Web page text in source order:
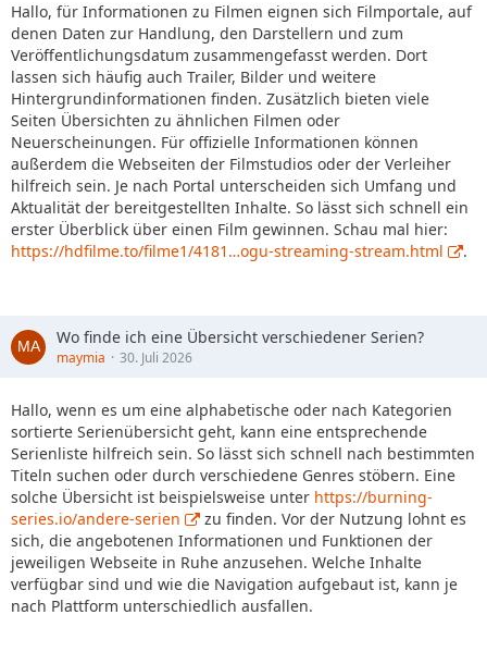
Hallo, für Informationen zu Filmen eignen sich Filmportale, auf
denen Daten zur Handlung, den Darstellern und zum
Veröffentlichungsdatum zusammengefasst werden. Dort
lassen sich häufig auch Trailer, Bilder und weitere
Hintergrundinformationen finden. Zusätzlich bieten viele
Seiten Übersichten zu ähnlichen Filmen oder
Neuerscheinungen. Für offizielle Informationen können
außerdem die Webseiten der Filmstudios oder der Verleiher
hilfreich sein. Je nach Portal unterscheiden sich Umfang und
Aktualität der bereitgestellten Inhalte. So lässt sich schnell ein
erster Überblick über einen Film gewinnen. Schau mal hier:
https://hdfilme.to/filme1/4181…ogu-streaming-stream.html
.
Wo finde ich eine Übersicht verschiedener Serien?
maymia 30. Juli 2026
Hallo, wenn es um eine alphabetische oder nach Kategorien
sortierte Serienübersicht geht, kann eine entsprechende
Serienliste hilfreich sein. So lässt sich schnell nach bestimmten
Titeln suchen oder durch verschiedene Genres stöbern. Eine
solche Übersicht ist beispielsweise unter https://burning-
series.io/andere-serien
zu finden. Vor der Nutzung lohnt es
sich, die angebotenen Informationen und Funktionen der
jeweiligen Webseite in Ruhe anzusehen. Welche Inhalte
verfügbar sind und wie die Navigation aufgebaut ist, kann je
nach Plattform unterschiedlich ausfallen.